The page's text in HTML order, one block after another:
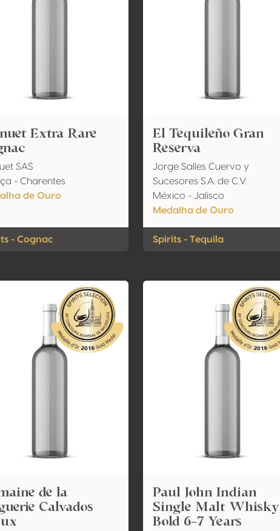
Extra Rare
SAS
- Charentes
de Ouro
- Cognac
El Tequileño Gran
Reserva
Jorge Salles Cuervo y
Sucesores S.A. de C.V.
México - Jalisco
Medalha de Ouro
Spirits - Tequila
de la
Calvados
Paul John Indian
Single Malt Whisky
Bold 6-7 Years